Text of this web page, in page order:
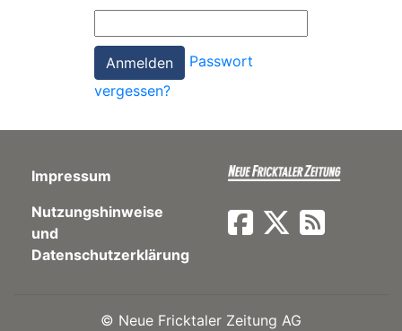
Paper
App
Passwort
vergessen?
Impressum
Nutzungshinweise
und
Datenschutzerklärung
© Neue Fricktaler Zeitung AG